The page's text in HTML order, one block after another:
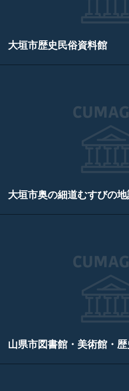
大垣市歴史民俗資料館
大垣市奥の細道むすびの
山県市図書館・美術館・